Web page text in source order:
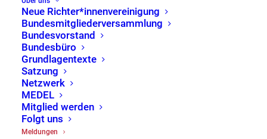
Neue Richter*innenvereinigung
Bundesmitgliederversammlung
Bundesvorstand
Bundesbüro
Grundlagentexte
Satzung
Netzwerk
MEDEL
Mitglied werden
Folgt uns
Meldungen